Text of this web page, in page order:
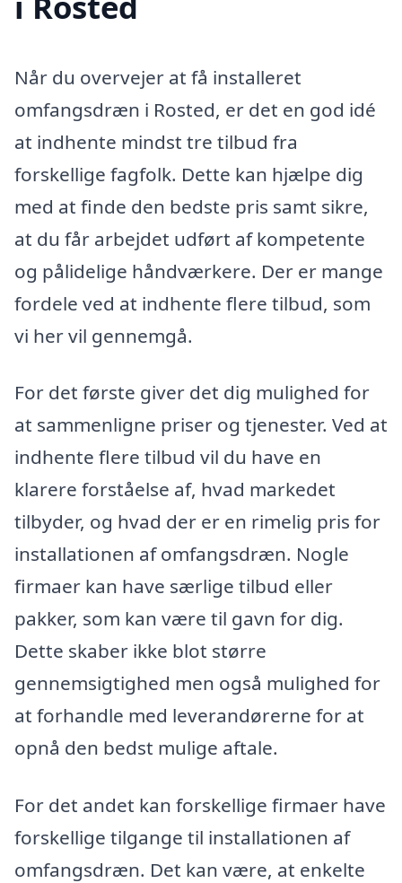
Når du overvejer at få installeret
omfangsdræn i Rosted, er det en god idé
at indhente mindst tre tilbud fra
forskellige fagfolk. Dette kan hjælpe dig
med at finde den bedste pris samt sikre,
at du får arbejdet udført af kompetente
og pålidelige håndværkere. Der er mange
fordele ved at indhente flere tilbud, som
vi her vil gennemgå.
For det første giver det dig mulighed for
at sammenligne priser og tjenester. Ved at
indhente flere tilbud vil du have en
klarere forståelse af, hvad markedet
tilbyder, og hvad der er en rimelig pris for
installationen af omfangsdræn. Nogle
firmaer kan have særlige tilbud eller
pakker, som kan være til gavn for dig.
Dette skaber ikke blot større
gennemsigtighed men også mulighed for
at forhandle med leverandørerne for at
opnå den bedst mulige aftale.
For det andet kan forskellige firmaer have
forskellige tilgange til installationen af
omfangsdræn. Det kan være, at enkelte